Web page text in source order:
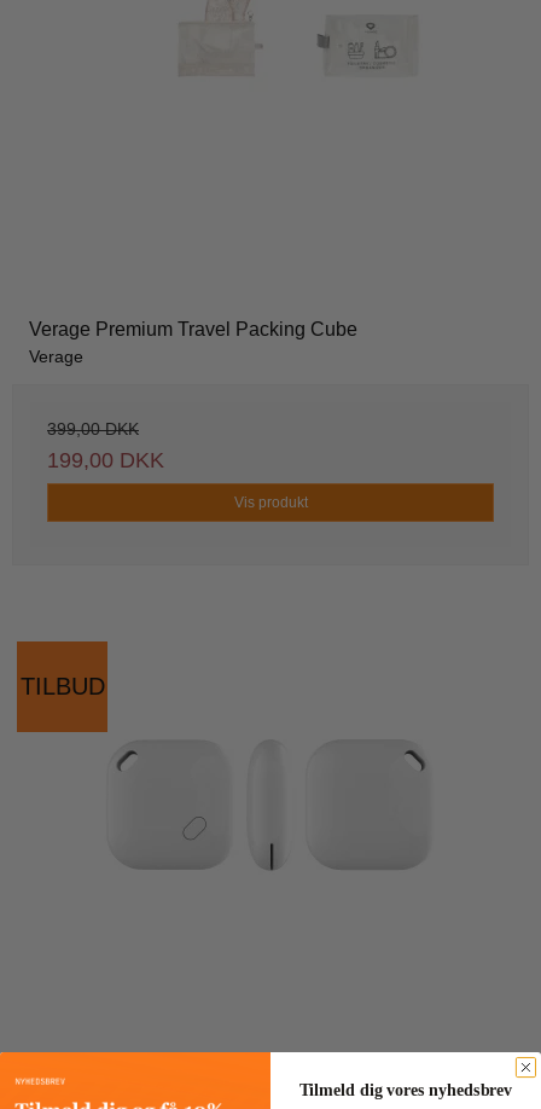
Verage Premium Travel Packing Cube
Verage
399,00 DKK
199,00 DKK
Vis produkt
TILBUD
Tilmeld dig vores nyhedsbrev